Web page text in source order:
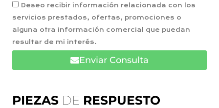
PIEZAS DE RESPUESTO
Deseo recibir información relacionada con los
servicios prestados, ofertas, promociones o
alguna otra información comercial que puedan
resultar de mi interés.
Enviar Consulta